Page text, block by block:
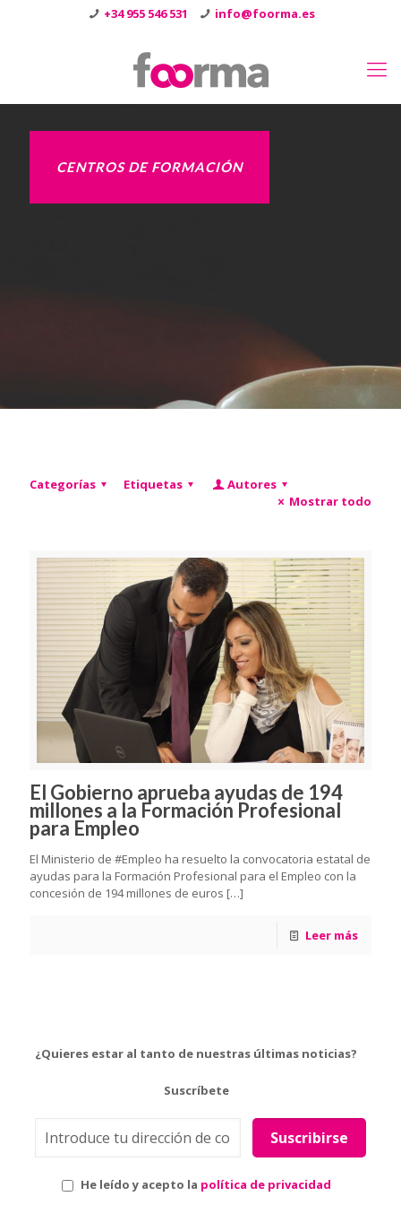
+34 955 546 531 info@foorma.es
CENTROS DE FORMACIÓN
Categorías Etiquetas
Autores
Mostrar todo
El Gobierno aprueba ayudas de 194
millones a la Formación Profesional
para Empleo
El Ministerio de #Empleo ha resuelto la convocatoria estatal de
ayudas para la Formación Profesional para el Empleo con la
concesión de 194 millones de euros […]
Leer más
¿Quieres estar al tanto de nuestras últimas noticias?
Suscríbete
He leído y acepto la política de privacidad